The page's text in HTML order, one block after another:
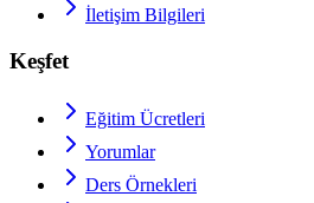
İletişim Bilgileri
Keşfet
Eğitim Ücretleri
Yorumlar
Ders Örnekleri